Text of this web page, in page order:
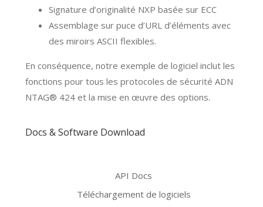
Signature d’originalité NXP basée sur ECC
Assemblage sur puce d’URL d’éléments avec
des miroirs ASCII flexibles.
En conséquence, notre exemple de logiciel inclut les
fonctions pour tous les protocoles de sécurité ADN
NTAG® 424 et la mise en œuvre des options.
Docs & Software Download
API Docs
Téléchargement de logiciels